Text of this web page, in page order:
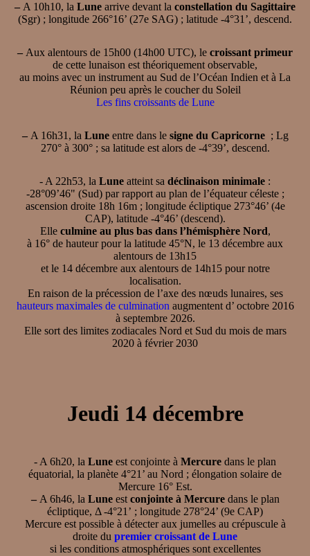
– A 10h10, la Lune arrive devant la constellation du Sagittaire
(Sgr) ; longitude 266°16’ (27e SAG) ; latitude -4°31’, descend.
– Aux alentours de 15h00 (14h00 UTC), le croissant primeur
de cette lunaison est théoriquement observable,
au moins avec un instrument au Sud de l’Océan Indien et à La
Réunion peu après le coucher du Soleil
Les fins croissants de Lune
–A 16h31, la Luneentre dans le signe du Capricorne; Lg
270° à 300° ; sa latitude est alors de -4°39’, descend.
- A 22h53, la Lune atteint sa déclinaison minimale :
-28°09’46" (Sud) par rapport au plan de l’équateur céleste ;
ascension droite 18h 16m ; longitude écliptique 273°46’ (4e
CAP), latitude -4°46’ (descend).
Elle culmine au plus bas dans l’hémisphère Nord,
à 16° de hauteur pour la latitude 45°N, le 13 décembre aux
alentours de 13h15
et le 14 décembre aux alentours de 14h15 pour notre
localisation.
En raison de la précession de l’axe des nœuds lunaires, ses
hauteurs maximales de culmination augmentent d’ octobre 2016
à septembre 2026.
Elle sort des limites zodiacales Nord et Sud du mois de mars
2020 à février 2030
Jeudi 14 décembre
- A 6h20, la Lune est conjointe à Mercure dans le plan
équatorial, la planète 4°21’ au Nord ; élongation solaire de
Mercure 16° Est.
–A 6h46, la Luneest conjointe à Mercuredans le plan
écliptique, Δ -4°21’ ; longitude 278°24’ (9e CAP)
Mercure est possible à détecter aux jumelles au crépuscule à
droite du premier croissant de Lune
si les conditions atmosphériques sont excellentes